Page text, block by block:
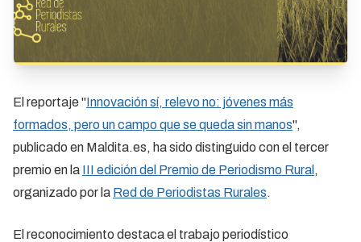
El reportaje "Innovación sí, relevo no: jóvenes más
formados, pero un campo que se queda sin manos",
publicado en Maldita.es, ha sido distinguido con el tercer
premio en la III edición del Premio de Periodismo Rural ,
organizado por la Red de Periodistas Rurales.
El reconocimiento destaca el trabajo periodístico